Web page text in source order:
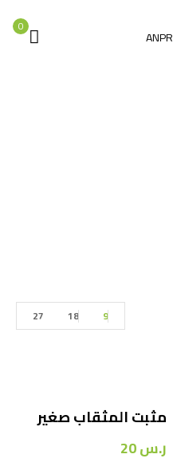
0
9
18
27
مثبت المثقاب صغير
ر.س20